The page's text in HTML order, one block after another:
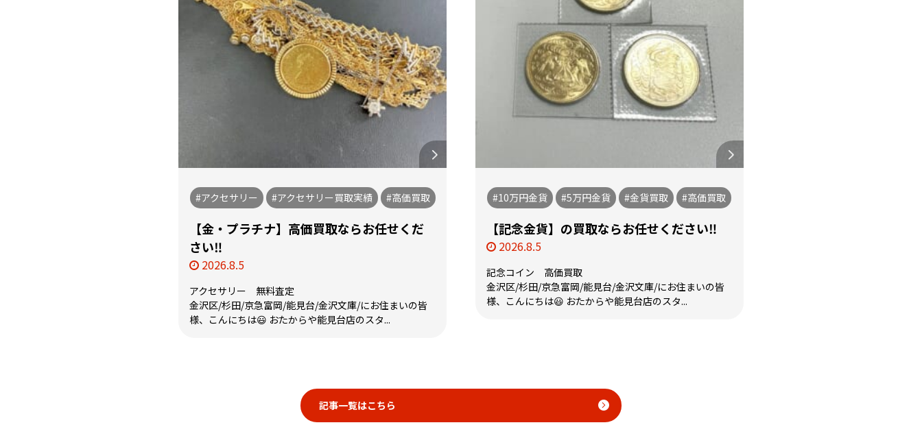
#アクセサリー #アクセサリー買取実績 #高価買取
【金・プラチナ】高価買取ならお任せくだ
さい‼️
2026.8.5
アクセサリー 無料査定
金沢区/杉田/京急富岡/能見台/金沢文庫/にお住まいの皆
様、こんにちは😃 おたからや能見台店のスタ...
#10万円金貨 #5万円金貨 #金貨買取 #高価買取
【記念金貨】の買取ならお任せください‼️
2026.8.5
記念コイン 高価買取
金沢区/杉田/京急富岡/能見台/金沢文庫/にお住まいの皆
様、こんにちは😃 おたからや能見台店のスタ...
記事一覧はこちら